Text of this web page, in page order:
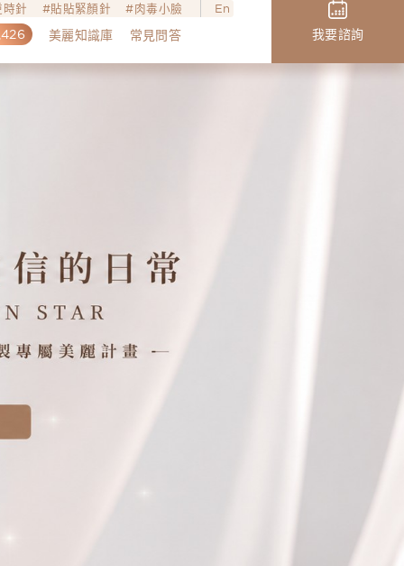
針 貼貼緊顏針 肉毒小臉 En
美麗知識庫 常見問答 我要諮詢